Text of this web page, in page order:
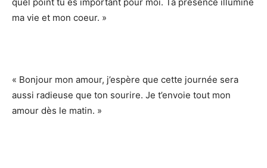
ma vie et mon coeur. »
« Bonjour mon amour, j’espère que cette journée sera
aussi radieuse que ton sourire. Je t’envoie tout mon
amour dès le matin. »